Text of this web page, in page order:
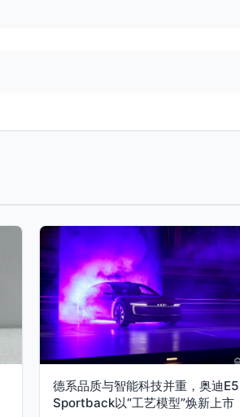
德系品质与智能科技并重，奥迪E5
Sportback以“工艺模型”焕新上市